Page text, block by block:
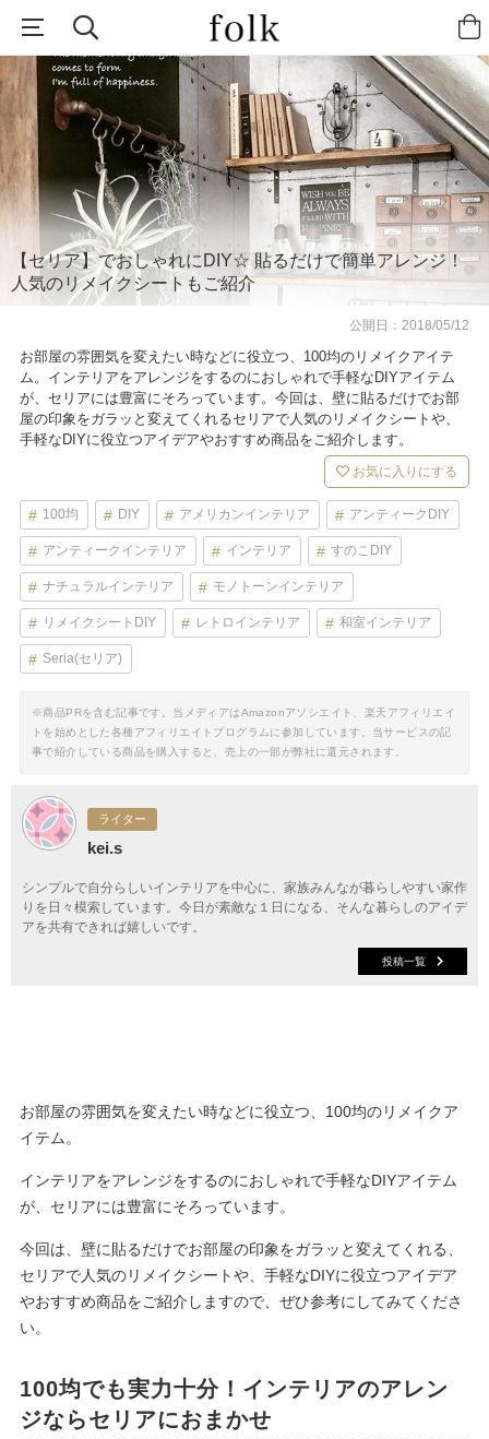
【セリア】でおしゃれにDIY☆ 貼るだけで簡単アレンジ！
人気のリメイクシートもご紹介
公開日：2018/05/12
お部屋の雰囲気を変えたい時などに役立つ、100均のリメイクアイテ
ム。インテリアをアレンジをするのにおしゃれで手軽なDIYアイテム
が、セリアには豊富にそろっています。今回は、壁に貼るだけでお部
屋の印象をガラッと変えてくれるセリアで人気のリメイクシートや、
手軽なDIYに役立つアイデアやおすすめ商品をご紹介します。
お気に入りにする
100均 DIY アメリカンインテリア アンティークDIY
アンティークインテリア インテリア すのこDIY
ナチュラルインテリア モノトーンインテリア
リメイクシートDIY レトロインテリア 和室インテリア
Seria(セリア)
※商品PRを含む記事です。当メディアはAmazonアソシエイト、楽天アフィリエイ
トを始めとした各種アフィリエイトプログラムに参加しています。当サービスの記
事で紹介している商品を購入すると、売上の一部が弊社に還元されます。
ライター
kei.s
シンプルで自分らしいインテリアを中心に、家族みんなが暮らしやすい家作
りを日々模索しています。今日が素敵な１日になる、そんな暮らしのアイデ
アを共有できれば嬉しいです。
投稿一覧
お部屋の雰囲気を変えたい時などに役立つ、100均のリメイクア
イテム。
インテリアをアレンジをするのにおしゃれで手軽なDIYアイテム
が、セリアには豊富にそろっています。
今回は、壁に貼るだけでお部屋の印象をガラッと変えてくれる、
セリアで人気のリメイクシートや、手軽なDIYに役立つアイデア
やおすすめ商品をご紹介しますので、ぜひ参考にしてみてくださ
い。
100均でも実力十分！インテリアのアレン
ジならセリアにおまかせ